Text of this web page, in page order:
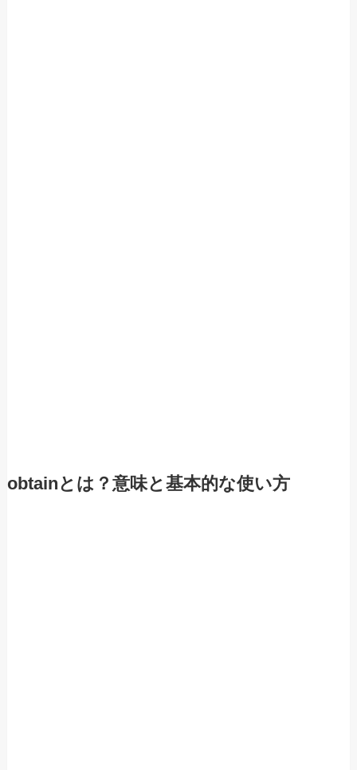
obtainとは？意味と基本的な使い方